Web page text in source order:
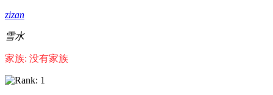
zizan
雪水
家族: 没有家族